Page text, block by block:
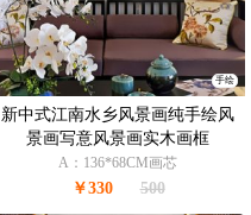
手绘
新中式江南水乡风景画纯手绘风
景画写意风景画实木画框
A：136*68CM画芯
￥330 500